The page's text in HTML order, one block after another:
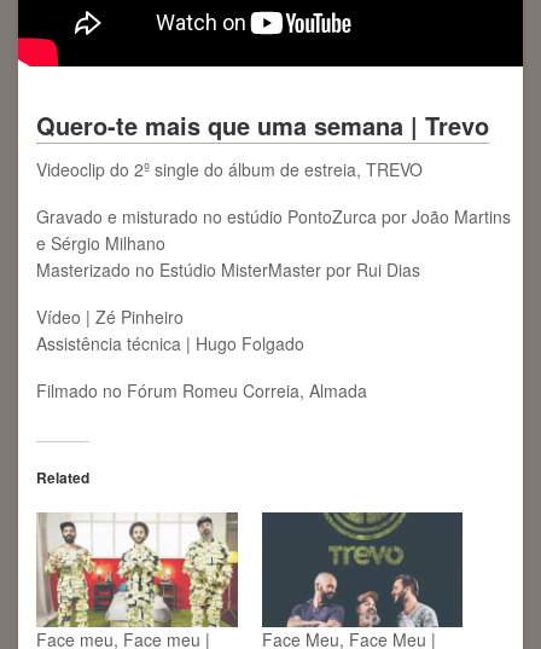
Quero-te mais que uma semana | Trevo
Videoclip do 2º single do álbum de estreia, TREVO
Gravado e misturado no estúdio PontoZurca por João Martins
e Sérgio Milhano
Masterizado no Estúdio MisterMaster por Rui Dias
Vídeo | Zé Pinheiro
Assistência técnica | Hugo Folgado
Filmado no Fórum Romeu Correia, Almada
Related
Face meu, Face meu | Face Meu, Face Meu |